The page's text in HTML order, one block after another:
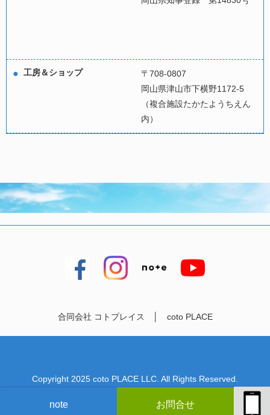
note お問合せ
工房＆ショップ
〒708-0807
岡山県津山市下横野1172-5
（複合施設たかたようちえん
内）
合同会社 コトプレイス │ coto PLACE
Copyright 2025 coto PLACE LLC. All Rights Reserved.